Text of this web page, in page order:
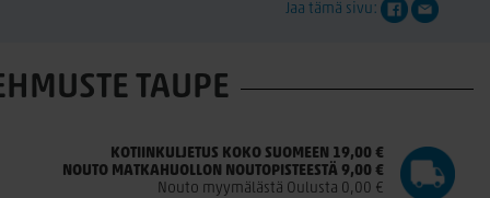
Jaa tämä sivu:
TAUPE
KOTIINKULJETUS KOKO SUOMEEN 19,00 €
NOUTO MATKAHUOLLON NOUTOPISTEESTÄ 9,00 €
Nouto myymälästä Oulusta 0,00 €